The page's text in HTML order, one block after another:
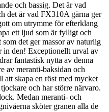
och bassig. Det är vad
det är vad FX310A gärna ger
om utrymme för efterklang
ett ljud som är fylligt och
det ger massor av naturlig
in den! Exceptionellt urval av
fantastisk nytta av denna
av meranti-baksidan och
skapa en röst med mycket
och har större närvaro.
Medan meranti- och
sköter granen alla de